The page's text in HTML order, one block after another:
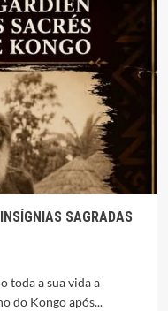
SAGRADAS
toda a sua vida a
do Kongo após...